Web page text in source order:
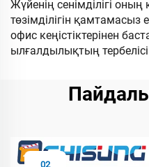
Жүйенің сенімділігі
төзімділігін қамтамасыз
офис кеңістіктерінен
ылғалдылықтың
02